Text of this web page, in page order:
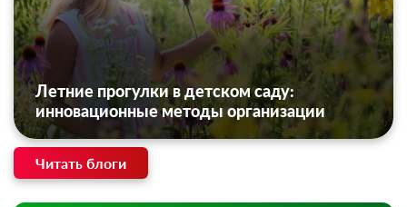
Летние прогулки в детском саду:
инновационные методы организации
Читать блоги